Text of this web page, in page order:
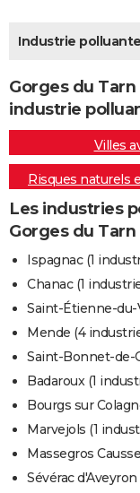
BONS PLANS
CARTE DE VOEUX
Carte de Noël
Carte Bonne année
Carte Saint-Valentin
Carte Pâques
Carte d'anniversaire
DICTIONNAIRE
Dictionnaire
Biographies
Citations
Expressions
Proverbes
PROGRAMME TV
COPAINS D'AVANT
S'inscrire
Se connecter
Lycées
Collèges
Primaires
Universités
Entreprises
Service militaire
Avis de recherche
AVIS DE DÉCÈS
FORUM
Industrie polluante
Gorges du
industrie
Villes
Risques naturels
Les industries
Gorges du Tarn
Ispagnac (1
Chanac (1
Saint-Étienne-du-
Mende (4
Saint-Bonnet-de-
Badaroux (1
Bourgs sur
Marvejols (1
Massegros
Sévérac